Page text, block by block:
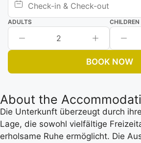
ADULTS
2
CHILDREN
BOOK NOW
About the
Die Unterkunft überzeugt durch
Lage, die sowohl vielfältige
erholsame Ruhe ermöglicht. Die